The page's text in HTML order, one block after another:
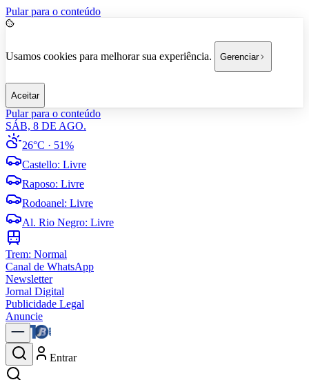
Pular para o conteúdo
Usamos cookies para melhorar sua experiência. Gerenciar
Aceitar
Pular para o conteúdo
SÁB, 8 DE AGO.
26°C · 51%
Castello: Livre
Raposo: Livre
Rodoanel: Livre
Al. Rio Negro: Livre
Trem: Normal
Canal de WhatsApp
Newsletter
Jornal Digital
Publicidade Legal
Anuncie
Entrar